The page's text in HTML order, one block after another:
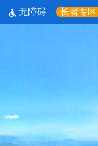
无障碍 长者专区